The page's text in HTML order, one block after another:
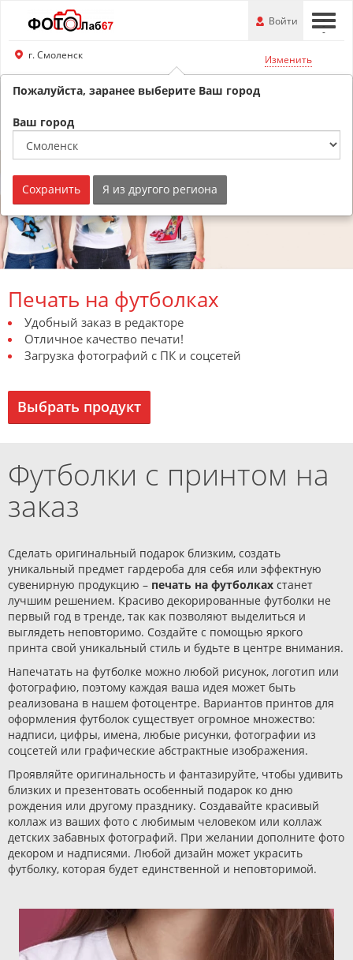
Перейти
основной
---
Войти
г. Смоленск Изменить
Обратный звонок
Печать на футболках
Удобный заказ в редакторе
Отличное качество печати!
Загрузка фотографий с ПК и соцсетей
Выбрать продукт
Футболки с принтом на
заказ
Сделать оригинальный подарок близким, создать
уникальный предмет гардероба для себя или эффектную
сувенирную продукцию – печать на футболках станет
лучшим решением. Красиво декорированные футболки не
первый год в тренде, так как позволяют выделиться и
выглядеть неповторимо. Создайте с помощью яркого
принта свой уникальный стиль и будьте в центре внимания.
Напечатать на футболке можно любой рисунок, логотип или
фотографию, поэтому каждая ваша идея может быть
реализована в нашем фотоцентре. Вариантов принтов для
оформления футболок существует огромное множество:
надписи, цифры, имена, любые рисунки, фотографии из
соцсетей или графические абстрактные изображения.
Проявляйте оригинальность и фантазируйте, чтобы удивить
близких и презентовать особенный подарок ко дню
рождения или другому празднику. Создавайте красивый
коллаж из ваших фото с любимым человеком или коллаж
детских забавных фотографий. При желании дополните фото
декором и надписями. Любой дизайн может украсить
футболку, которая будет единственной и неповторимой.
Пожалуйста, заранее выберите Ваш город
Ваш город
Сохранить Я из другого региона